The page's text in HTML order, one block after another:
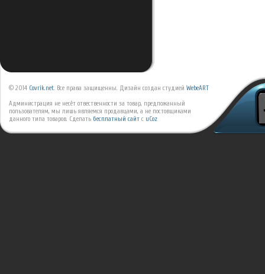
© 2014 Covrik.net. Все права защищенны. Дизайн создан студией WebeART
Администрация не несёт отвественности за товар, предложанный
пользователям, мы лишь являемся продавцами, а не постовщиками
данного типа товаров. Сделать бесплатный сайт с uCoz